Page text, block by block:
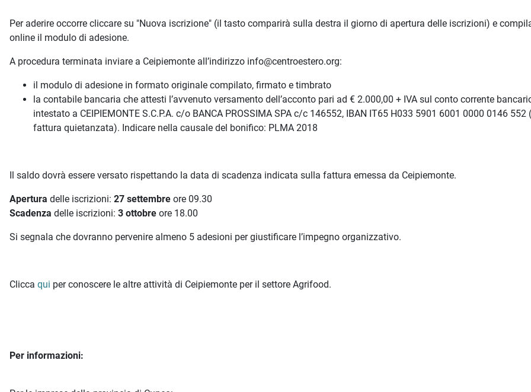
Per aderire occorre cliccare su "Nuova iscrizione" (il tasto comparirà sulla destra il giorno di apertura delle iscrizioni) e
online il modulo di adesione.
A procedura terminata inviare a Ceipiemonte all’indirizzo info@centroestero.org:
il modulo di adesione in formato originale compilato, firmato e timbrato
la contabile bancaria che attesti l’avvenuto versamento dell’acconto pari ad € 2.000,00 + IVA sul conto corrente
intestato a CEIPIEMONTE S.C.P.A. c/o BANCA PROSSIMA SPA c/c 146552, IBAN IT65 H033 5901 6001 0000 0146 552
fattura quietanzata). Indicare nella causale del bonifico: PLMA 2018
Il saldo dovrà essere versato rispettando la data di scadenza indicata sulla fattura emessa da Ceipiemonte.
Apertura delle iscrizioni: 27 settembre ore 09.30
Scadenza delle iscrizioni: 3 ottobre ore 18.00
Si segnala che dovranno pervenire almeno 5 adesioni per giustificare l’impegno organizzativo.
Clicca qui per conoscere le altre attività di Ceipiemonte per il settore Agrifood.
Per informazioni: